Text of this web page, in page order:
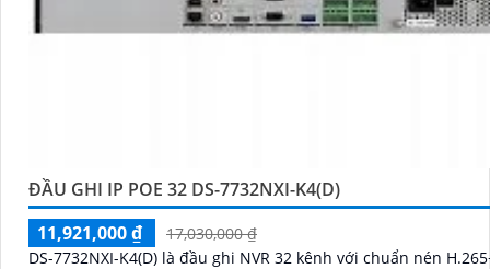
ĐẦU GHI IP POE 32 DS-7732NXI-K4(D)
11,921,000 ₫
17,030,000 ₫
DS-7732NXI-K4(D) là đầu ghi NVR 32 kênh với chuẩn nén